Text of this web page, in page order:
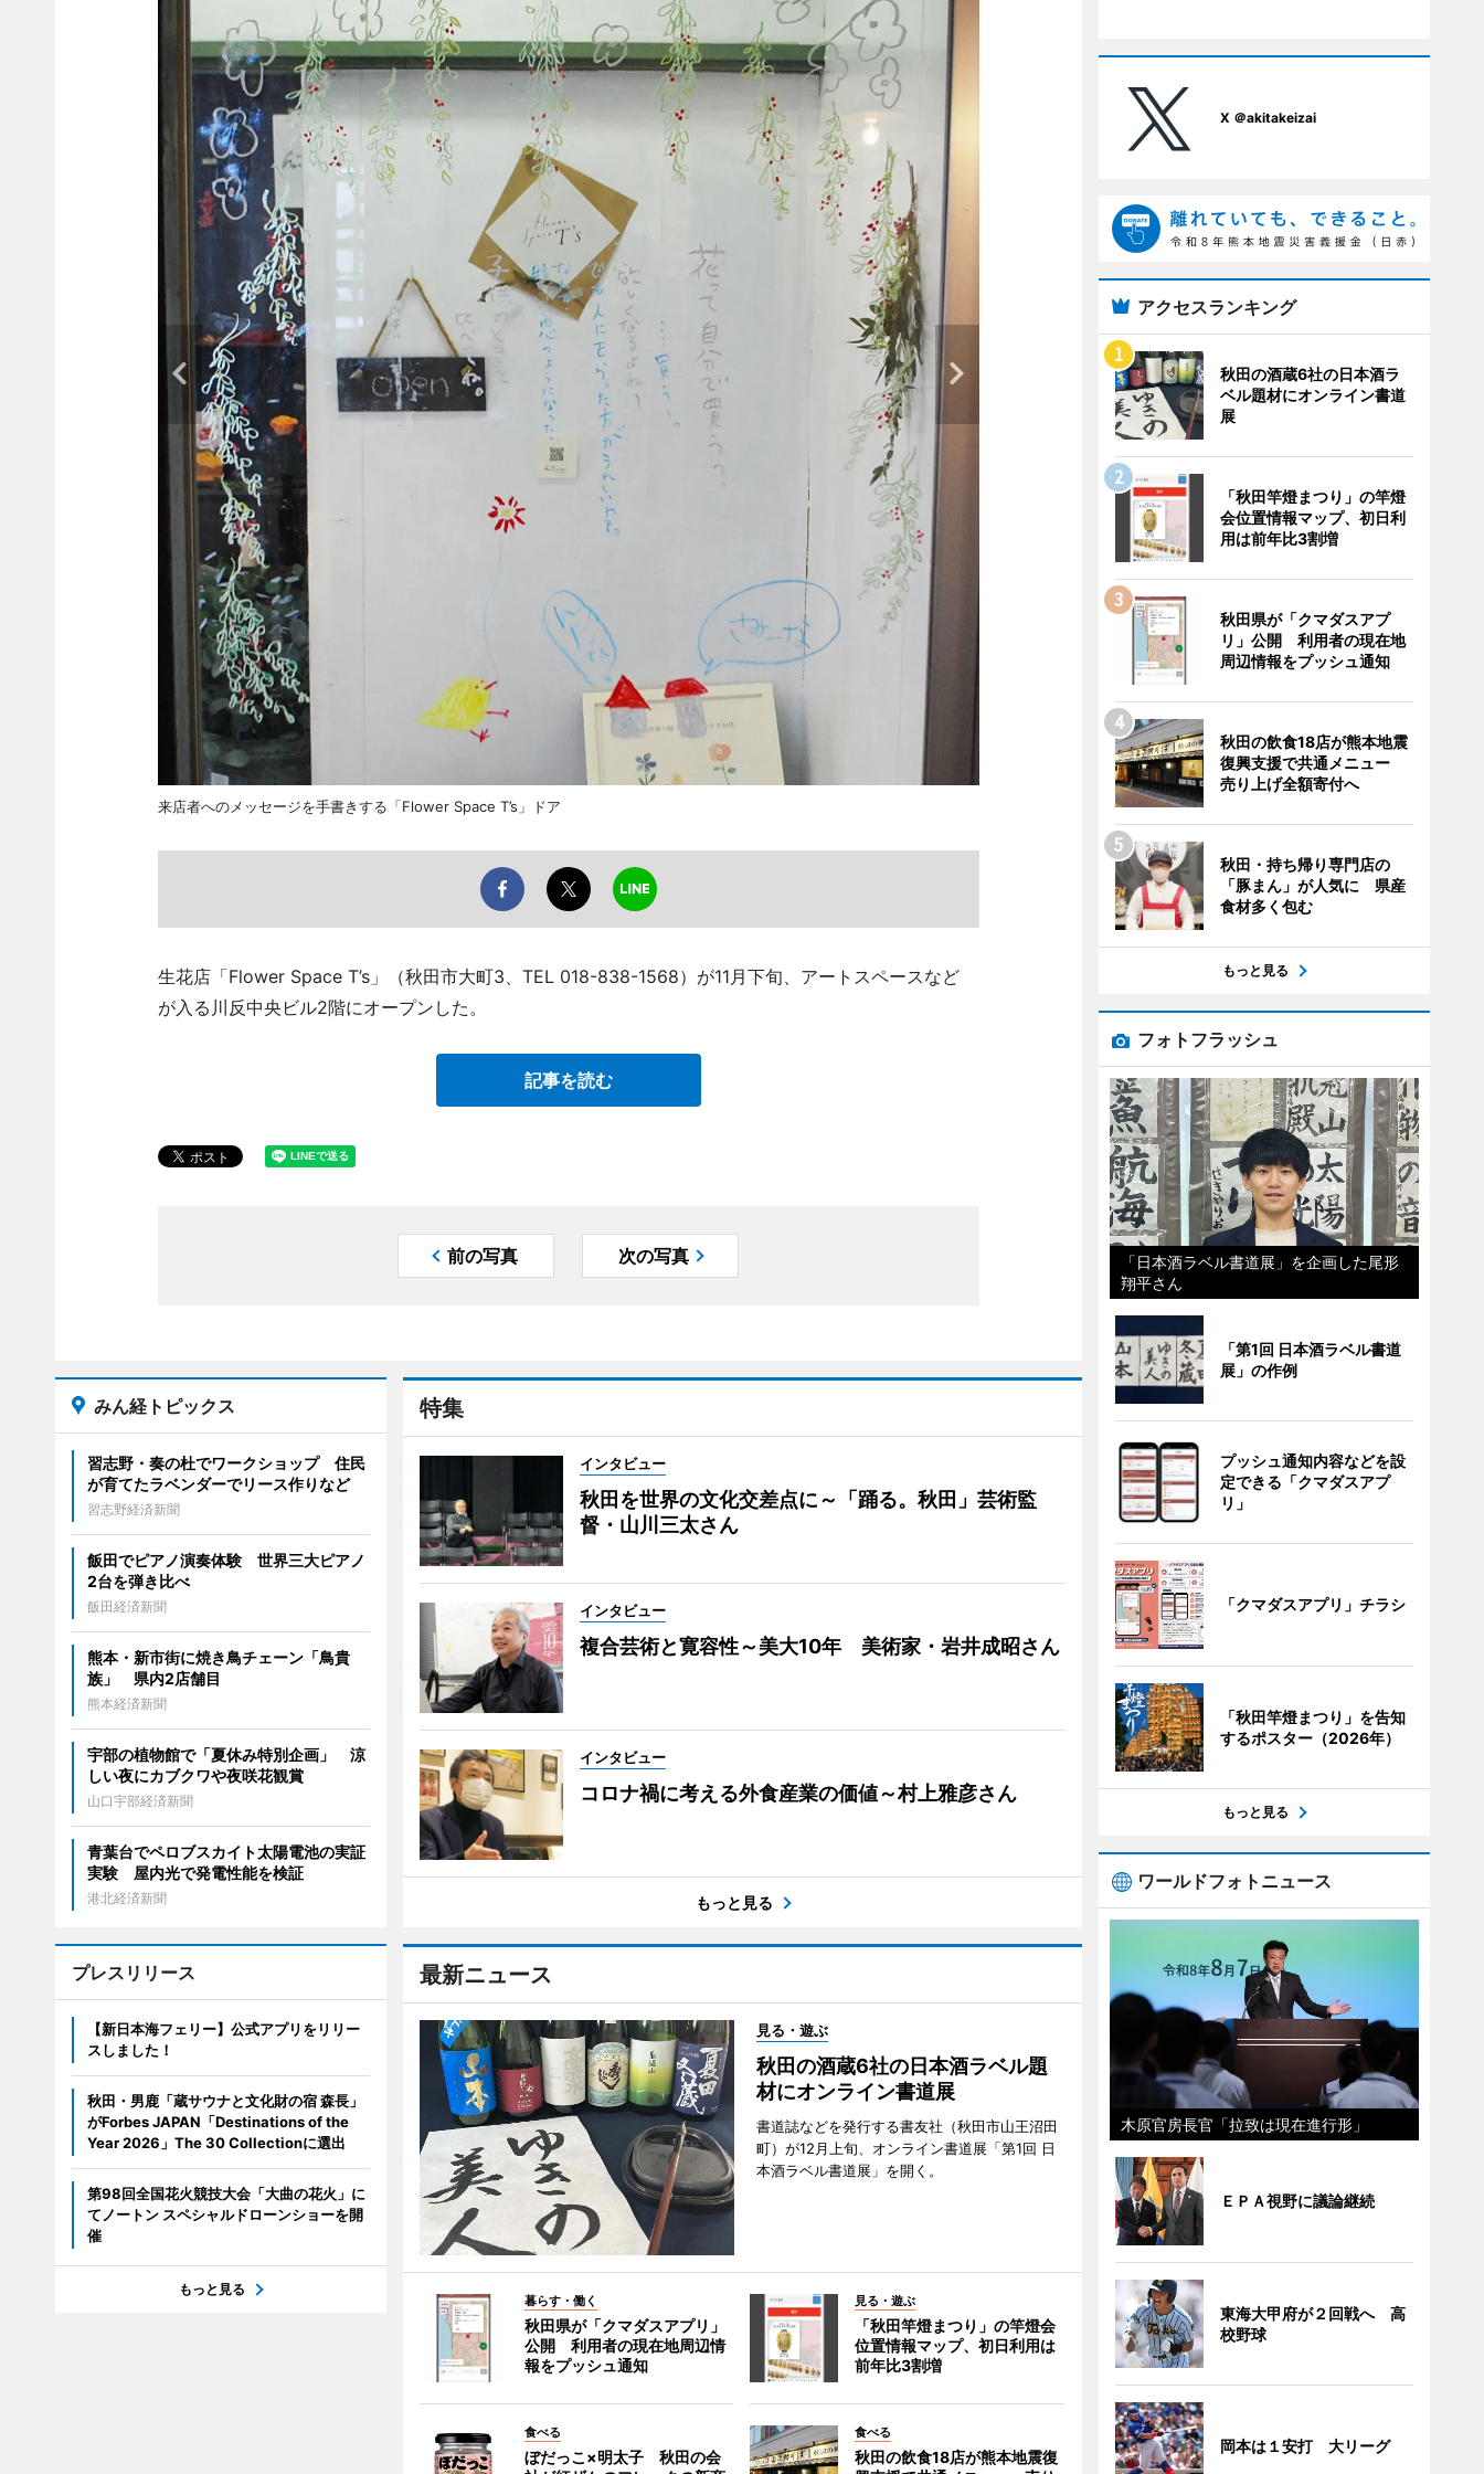
来店者へのメッセージを手書きする「Flower Space T’s」ドア
生花店「Flower Space T’s」（秋田市大町3、TEL 018-838-1568）が11月下旬、アートスペースなど
が入る川反中央ビル2階にオープンした。
記事を読む
前の写真 次の写真
特集
インタビュー
秋田を世界の文化交差点に～「踊る。秋田」芸術監
督・山川三太さん
インタビュー
複合芸術と寛容性～美大10年 美術家・岩井成昭さん
インタビュー
コロナ禍に考える外食産業の価値～村上雅彦さん
もっと見る
最新ニュース
見る・遊ぶ
秋田の酒蔵6社の日本酒ラベル題
材にオンライン書道展
書道誌などを発行する書友社（秋田市山王沼田
町）が12月上旬、オンライン書道展「第1回 日
本酒ラベル書道展」を開く。
暮らす・働く
秋田県が「クマダスアプリ」
公開 利用者の現在地周辺情
報をプッシュ通知
見る・遊ぶ
「秋田竿燈まつり」の竿燈会
位置情報マップ、初日利用は
前年比3割増
食べる
ぼだっこ×明太子 秋田の会
食べる
秋田の飲食18店が熊本地震復
みん経トピックス
習志野・奏の杜でワークショップ 住民
が育てたラベンダーでリース作りなど
習志野経済新聞
飯田でピアノ演奏体験 世界三大ピアノ
2台を弾き比べ
飯田経済新聞
熊本・新市街に焼き鳥チェーン「鳥貴
族」 県内2店舗目
熊本経済新聞
宇部の植物館で「夏休み特別企画」 涼
しい夜にカブクワや夜咲花観賞
山口宇部経済新聞
青葉台でペロブスカイト太陽電池の実証
実験 屋内光で発電性能を検証
港北経済新聞
プレスリリース
【新日本海フェリー】公式アプリをリリー
スしました！
秋田・男鹿「蔵サウナと文化財の宿 森長」
がForbes JAPAN「Destinations of the
Year 2026」The 30 Collectionに選出
第98回全国花火競技大会「大曲の花火」に
てノートン スペシャルドローンショーを開
催
もっと見る
X ＠akitakeizai
アクセスランキング
秋田の酒蔵6社の日本酒ラ
ベル題材にオンライン書道
展
「秋田竿燈まつり」の竿燈
会位置情報マップ、初日利
用は前年比3割増
秋田県が「クマダスアプ
リ」公開 利用者の現在地
周辺情報をプッシュ通知
秋田の飲食18店が熊本地震
復興支援で共通メニュー
売り上げ全額寄付へ
秋田・持ち帰り専門店の
「豚まん」が人気に 県産
食材多く包む
もっと見る
フォトフラッシュ
「日本酒ラベル書道展」を企画した尾形
翔平さん
「第1回 日本酒ラベル書道
展」の作例
プッシュ通知内容などを設
定できる「クマダスアプ
リ」
「クマダスアプリ」チラシ
「秋田竿燈まつり」を告知
するポスター（2026年）
もっと見る
ワールドフォトニュース
木原官房長官「拉致は現在進行形」
ＥＰＡ視野に議論継続
東海大甲府が２回戦へ 高
校野球
岡本は１安打 大リーグ